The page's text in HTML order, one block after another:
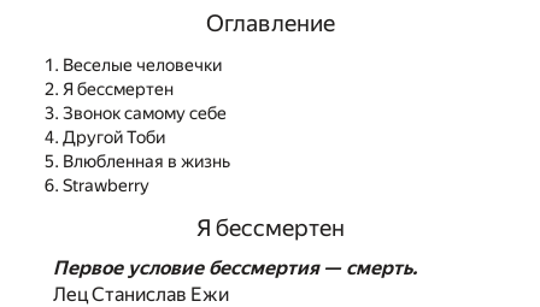
Оглавление
Веселые человечки
Я бессмертен
Звонок самому себе
Другой Тоби
Влюбленная в жизнь
Strawberry
Я бессмертен
Первое условие бессмертия — смерть.
Лец Станислав Ежи